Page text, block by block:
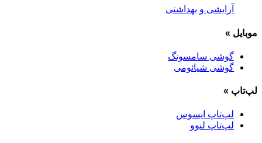
آرایشی و بهداشتی
موبایل »
گوشی سامسونگ
گوشی شیائومی
لپ‌تاپ »
لپ‌تاپ ایسوس
لپ‌تاپ لنوو